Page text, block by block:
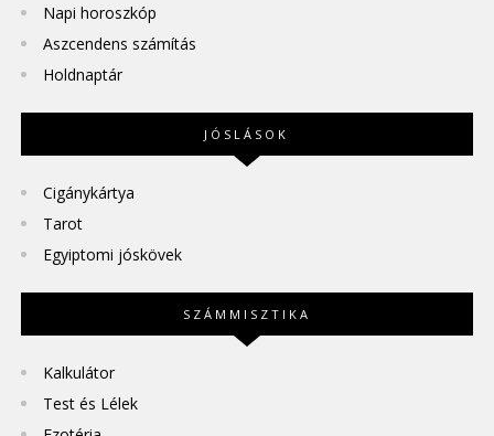
Napi horoszkóp
Aszcendens számítás
Holdnaptár
JÓSLÁSOK
Cigánykártya
Tarot
Egyiptomi jóskövek
SZÁMMISZTIKA
Kalkulátor
Test és Lélek